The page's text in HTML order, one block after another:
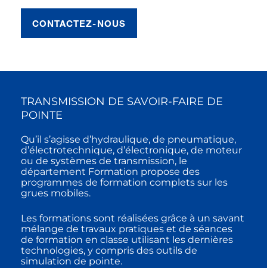
CONTACTEZ-NOUS
TRANSMISSION DE SAVOIR-FAIRE DE
POINTE
Qu’il s’agisse d’hydraulique, de pneumatique,
d’électrotechnique, d’électronique, de moteur
ou de systèmes de transmission, le
département Formation propose des
programmes de formation complets sur les
grues mobiles.
Les formations sont réalisées grâce à un savant
mélange de travaux pratiques et de séances
de formation en classe utilisant les dernières
technologies, y compris des outils de
simulation de pointe.